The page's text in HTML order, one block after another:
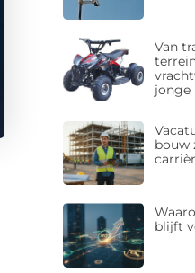
Van
jonge
bouw
blijft